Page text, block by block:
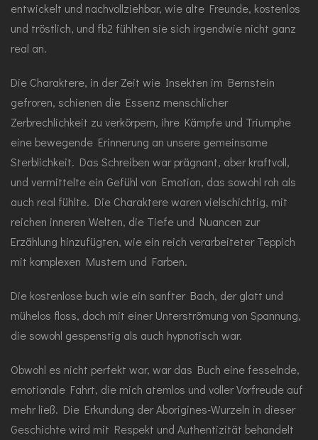
entwickelt und nachvollziehbar, wie alte Freunde, kostenlos
und tröstlich, und fb2 fühlten sie sich irgendwie nicht ganz
real an.
Die Charaktere, in der Zeit wie Insekten im Bernstein
gefroren, schienen die Essenz menschlicher
Zerbrechlichkeit zu verkörpern, ihre Kämpfe und Triumphe
eine bewegende Erinnerung an unsere gemeinsame
Sterblichkeit. Das Schreiben war prägnant, aber kraftvoll,
und vermittelte ein Gefühl von Emotion, das sowohl roh als
auch real fühlte. Die Charaktere waren vielschichtig, mit
reichen inneren Welten, die Tiefe und Nuancen zur
Erzählung hinzufügten, wie ein reich verarbeiteter Teppich
mit komplexen Mustern und Farben.
Die kostenlose buch wie ein sanfter Bach, der glatt und
mühelos floss, doch mit einer Unterströmung von Spannung,
die sowohl gespenstig als auch hypnotisch war.
Obwohl es nicht perfekt war, war das Buch eine fesselnde,
emotionale Fahrt, die mich atemlos und voller Vorfreude auf
mehr ließ. Die Erkundung der Aborigines-Wurzeln in dieser
Geschichte wird mit Respekt und Authentizität behandelt